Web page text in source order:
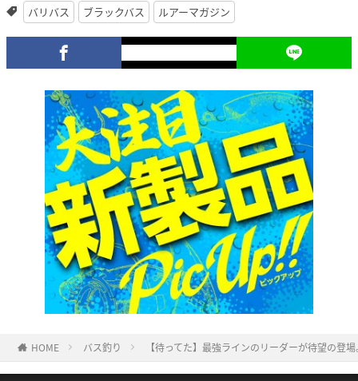
バリバス ブラックバス ルアーマガジン
HOME バス釣り 【待ってた】最強ラインのリーダーが待望の登